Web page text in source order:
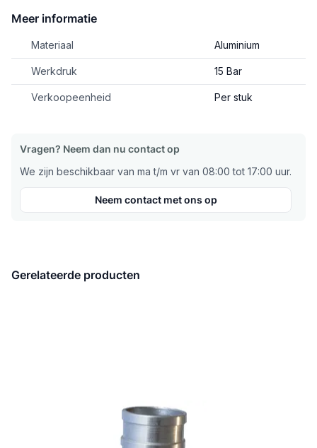
Meer informatie
Materiaal Aluminium
Werkdruk 15 Bar
Verkoopeenheid Per stuk
Vragen? Neem dan nu contact op
We zijn beschikbaar van ma t/m vr van 08:00 tot 17:00 uur.
Neem contact met ons op
Gerelateerde producten